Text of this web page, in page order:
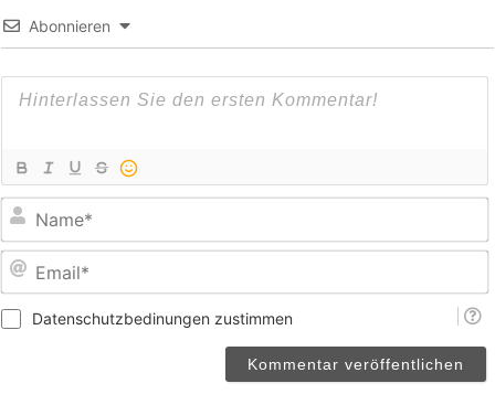
Abonnieren
Datenschutzbedinungen zustimmen